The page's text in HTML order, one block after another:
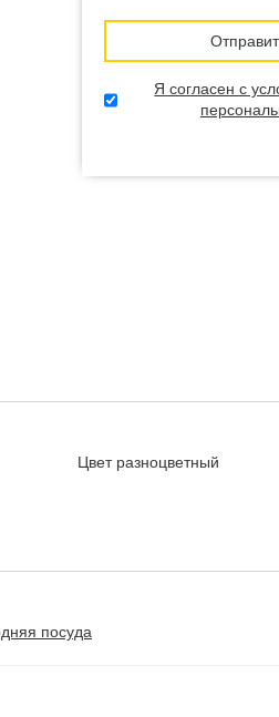
Цвет разноцветный
посуда
Я согласен с